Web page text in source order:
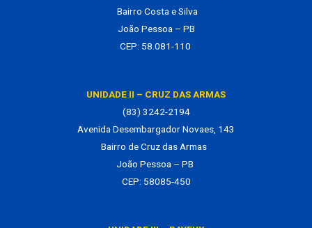
Bairro Costa e Silva
João Pessoa – PB
CEP: 58.081-110
UNIDADE II – CRUZ DAS ARMAS
(83) 3242-2194
Avenida Desembargador Novaes, 143
Bairro de Cruz das Armas
João Pessoa – PB
CEP: 58085-450